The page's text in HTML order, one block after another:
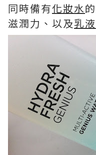
同時備有化妝水
滋潤力、以及乳液